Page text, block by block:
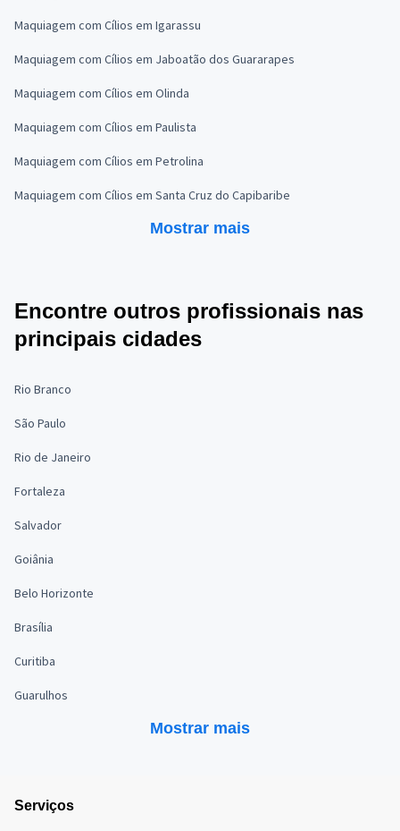
Maquiagem com Cílios em Igarassu
Maquiagem com Cílios em Jaboatão dos Guararapes
Maquiagem com Cílios em Olinda
Maquiagem com Cílios em Paulista
Maquiagem com Cílios em Petrolina
Maquiagem com Cílios em Santa Cruz do Capibaribe
Mostrar mais
Encontre outros profissionais nas
principais cidades
Rio Branco
São Paulo
Rio de Janeiro
Fortaleza
Salvador
Goiânia
Belo Horizonte
Brasília
Curitiba
Guarulhos
Mostrar mais
Serviços